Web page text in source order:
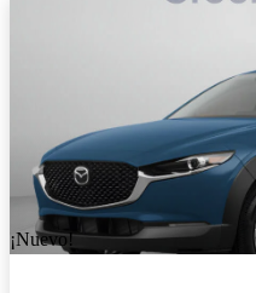
¡Nuevo!